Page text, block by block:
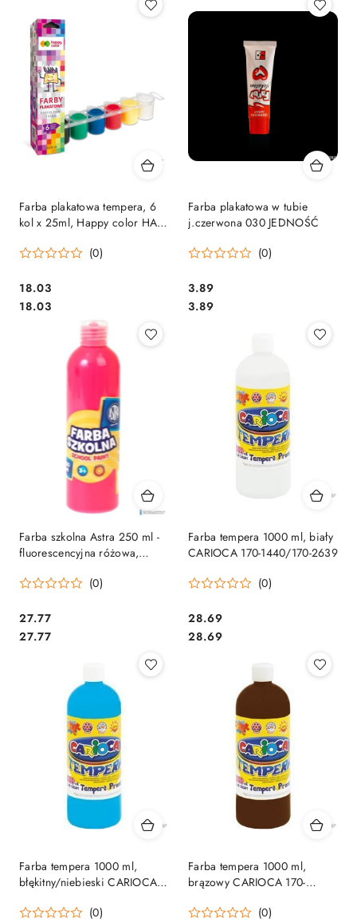
Farba plakatowa tempera, 6
kol x 25ml, Happy color HA
(0)
Cena:
18.03
Cena:
18.03
Farba plakatowa w tubie
j.czerwona 030 JEDNOŚĆ
(0)
Cena:
3.89
Cena:
3.89
Farba szkolna Astra 250 ml -
fluorescencyjna różowa,
(0)
Cena:
27.77
Cena:
27.77
Farba tempera 1000 ml, biały
CARIOCA 170-1440/170-2639
(0)
Cena:
28.69
Cena:
28.69
Farba tempera 1000 ml,
błękitny/niebieski CARIOCA
(0)
Farba tempera 1000 ml,
brązowy CARIOCA 170-
(0)